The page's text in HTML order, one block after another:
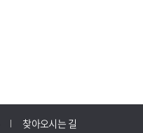
찾아오시는 길